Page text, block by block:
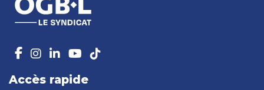
Accès rapide